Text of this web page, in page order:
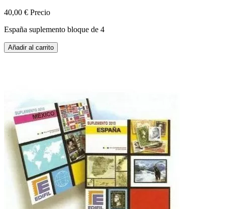
40,00 € Precio
España suplemento bloque de 4
Añadir al carrito